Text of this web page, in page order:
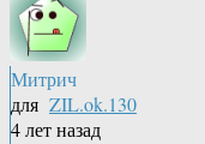
Митрич
для ZIL.ok.130
4 лет назад